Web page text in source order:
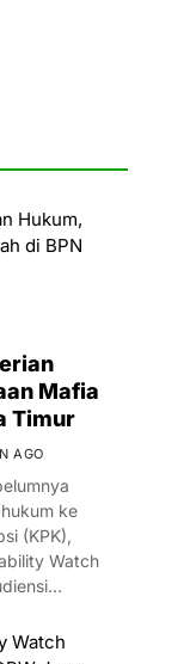
Mafia
Timur
AGO
ke
(KPK),
Watch